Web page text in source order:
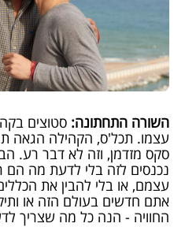
השורה התחתונה: סטוצים
עצמו. תכל'ס, הקהילה הגאה
סקס מזדמן, וזה לא דבר רע.
נכנסים לזה בלי לדעת מה הם
עצמם, או בלי להבין את
אתם חדשים בעולם הזה או
החוויה - הנה כל מה שצריך